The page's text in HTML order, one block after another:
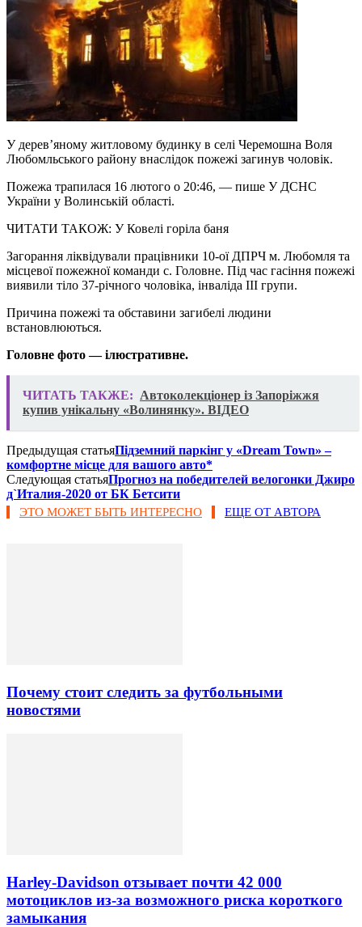
У дерев’яному житловому будинку в селі Черемошна Воля
Любомльського району внаслідок пожежі загинув чоловік.
Пожежа трапилася 16 лютого о 20:46, — пише У ДСНС
України у Волинській області.
ЧИТАТИ ТАКОЖ: У Ковелі горіла баня
Загорання ліквідували працівники 10-ої ДПРЧ м. Любомля та
місцевої пожежної команди с. Головне. Під час гасіння пожежі
виявили тіло 37-річного чоловіка, інваліда ІІІ групи.
Причина пожежі та обставини загибелі людини
встановлюються.
Головне фото — ілюстративне.
ЧИТАТЬ ТАКЖЕ: Автоколекціонер із Запоріжжя
купив унікальну «Волинянку». ВІДЕО
Предыдущая статьяПідземний паркінг у «Dream Town» –
комфортне місце для вашого авто*
Следующая статьяПрогноз на победителей велогонки Джиро
д`Италия-2020 от БК Бетсити
ЭТО МОЖЕТ БЫТЬ ИНТЕРЕСНО ЕЩЕ ОТ АВТОРА
Почему стоит следить за футбольными
новостями
Harley-Davidson отзывает почти 42 000
мотоциклов из-за возможного риска короткого
замыкания